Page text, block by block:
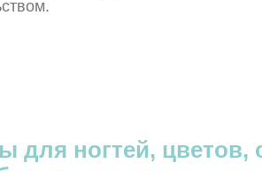
для ногтей, цветов,